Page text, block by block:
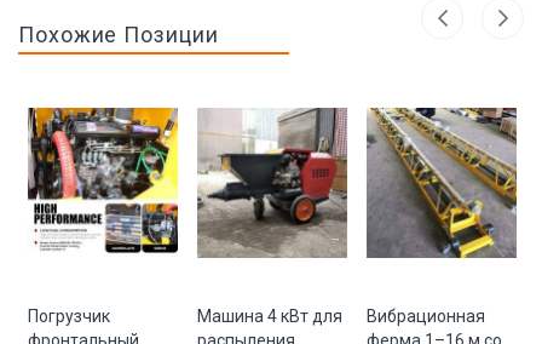
Похожие Позиции
Погрузчик
фронтальный
Машина 4 кВт для
распыления
Вибрационная
ферма 1–16 м со